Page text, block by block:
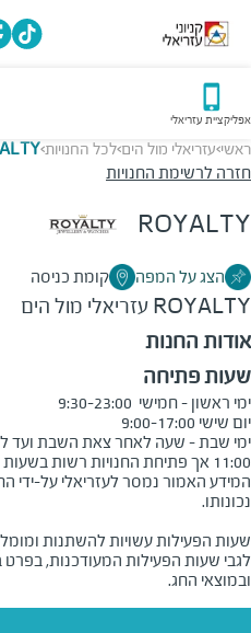
אפליקציית עזריאלי
ראשי>עזריאלי מול הים>לכל החנויות>
חזרה לרשימת החנויות
ROYALTY
הצג על המפה קומת כניסה
ROYALTY עזריאלי מול הים
אודות החנות
שעות פתיחה
11:00 אך פתיחת החנויות רשות בשעות אלה
המידע האמור נמסר לעזריאלי על-ידי
שעות הפעילות עשויות להשתנות
לגבי שעות הפעילות המעודכנות,
ובמוצאי החג.